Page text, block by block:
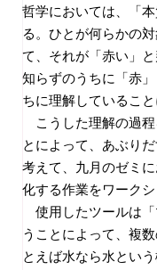
哲学においては、「
る。ひとが何らかの
て、それが「赤い」
知らずのうちに「赤
ちに理解していること
こうした理解の過程
とによって、あぶり
考えて、九月のゼミ
化する作業をワーク
使用したツールは「
うことによって、複
とえば水なら水とい